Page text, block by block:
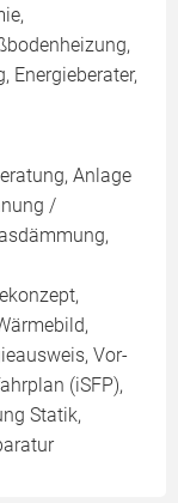
Energieberater,
Anlage
/
Vor-
(iSFP),
Statik,